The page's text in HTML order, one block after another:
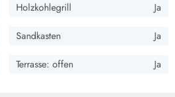
Holzkohlegrill Ja
Sandkasten Ja
Terrasse: offen Ja